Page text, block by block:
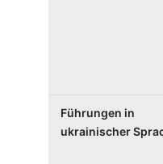
Führungen in
ukrainischer